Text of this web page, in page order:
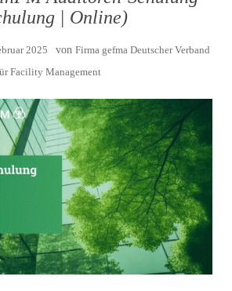
| Online)
2025 von Firma gefma Deutscher Verband
Facility Management